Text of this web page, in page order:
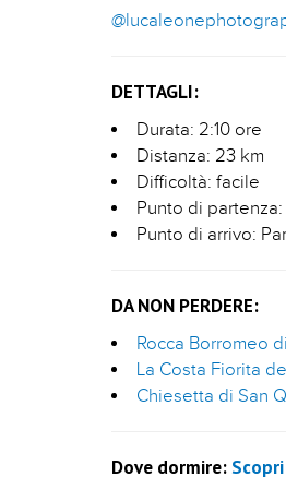
DETTAGLI:
Durata: 2:10 ore
Distanza: 23 km
Difficoltà: facile
Punto di
Punto di arrivo:
DA NON PERDERE:
Rocca Borromeo
La Costa Fiorita
Chiesetta di San
Dove dormire: